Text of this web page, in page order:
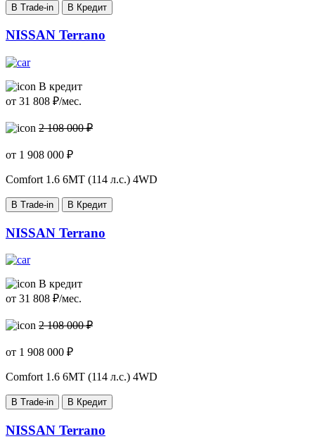
В Trade-in В Кредит
NISSAN Terrano
В кредит
от 31 808 ₽/мес.
2 108 000 ₽
от 1 908 000 ₽
Comfort 1.6 6МТ (114 л.с.) 4WD
В Trade-in В Кредит
NISSAN Terrano
В кредит
от 31 808 ₽/мес.
2 108 000 ₽
от 1 908 000 ₽
Comfort 1.6 6МТ (114 л.с.) 4WD
В Trade-in В Кредит
NISSAN Terrano